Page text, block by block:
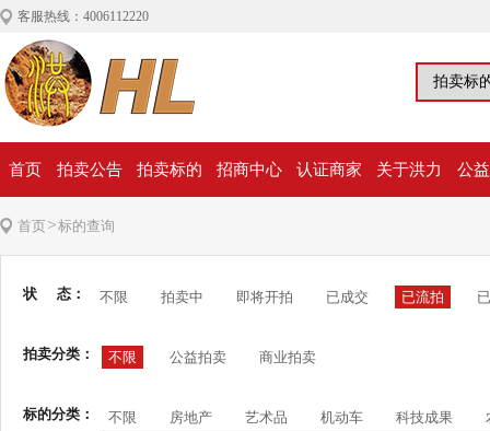
客服热线：4006112220
首页 拍卖公告 拍卖标的 招商中心 认证商家 关于洪力 公
首页>标的查询
状 态： 不限 拍卖中 即将开拍 已成交 已流拍
拍卖分类： 不限 公益拍卖 商业拍卖
标的分类： 不限 房地产 艺术品 机动车 科技成果